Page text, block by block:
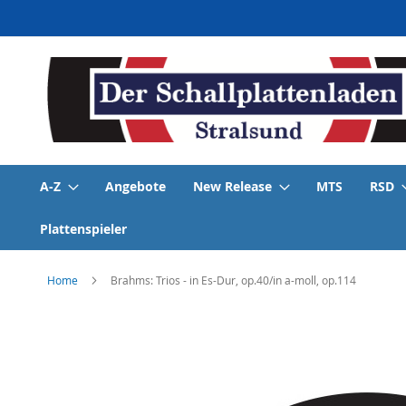
zum
Inhalt
A-Z Angebote New Release MTS RSD
Plattenspieler
Home Brahms: Trios - in Es-Dur, op.40/in a-moll, op.114